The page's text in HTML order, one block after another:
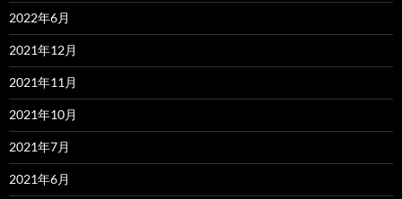
2022年6月
2021年12月
2021年11月
2021年10月
2021年7月
2021年6月